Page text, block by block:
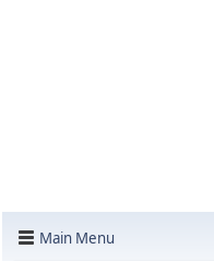
Main Menu